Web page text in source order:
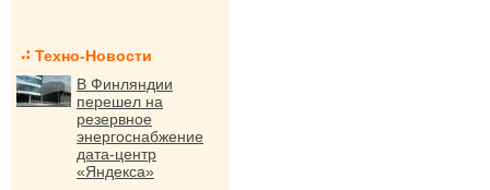
Техно-Новости
В Финляндии
перешел на
резервное
энергоснабжение
дата-центр
«Яндекса»